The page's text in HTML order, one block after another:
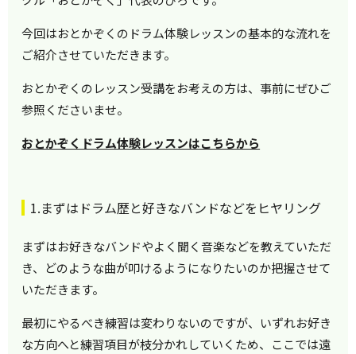
今回はおとかぞくのドラム体験レッスンの基本的な流れを
ご紹介させていただきます。
おとかぞくのレッスン受講をお考えの方は、事前にぜひご
参照くださいませ。
おとかぞくドラム体験レッスンはこちらから
1.まずはドラム歴と好きなバンドなどをヒヤリング
まずはお好きなバンドやよく聞く音楽などを教えていただ
き、どのような曲が叩けるようになりたいのか把握させて
いただきます。
最初にやるべき練習は変わりないのですが、いずれお好き
な方向へと練習項目が枝分かれしていくため、ここでは遠